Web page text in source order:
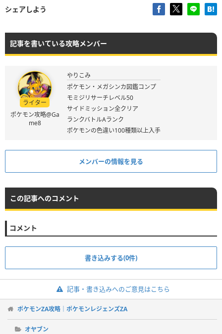
シェアしよう
記事を書いている攻略メンバー
ライター
ポケモン攻略@Ga
me8
やりこみ
ポケモン・メガシンカ図鑑コンプ
モミジリサーチレベル50
サイドミッション全クリア
ランクバトルAランク
ポケモンの色違い100種類以上入手
メンバーの情報を見る
この記事へのコメント
コメント
書き込みする(0件)
記事・書き込みへのご意見はこちら
ポケモンZA攻略｜ポケモンレジェンズZA
オヤブン